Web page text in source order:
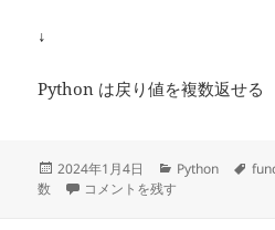
↓
Python は戻り値を複数返せる
投
稿
2024年1月4日
カ
Python
タ
数
【Python】参照渡しなんてなか
コメントを残す